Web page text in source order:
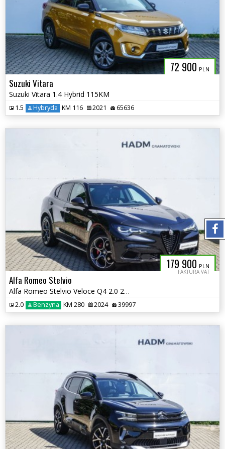
72 900 PLN
Suzuki Vitara
Suzuki Vitara 1.4 Hybrid 115KM
1.5 Hybryda KM 116 2021 65636
179 900 PLN
FAKTURA VAT
Alfa Romeo Stelvio
Alfa Romeo Stelvio Veloce Q4 2.0 280KM
2.0 Benzyna KM 280 2024 39997